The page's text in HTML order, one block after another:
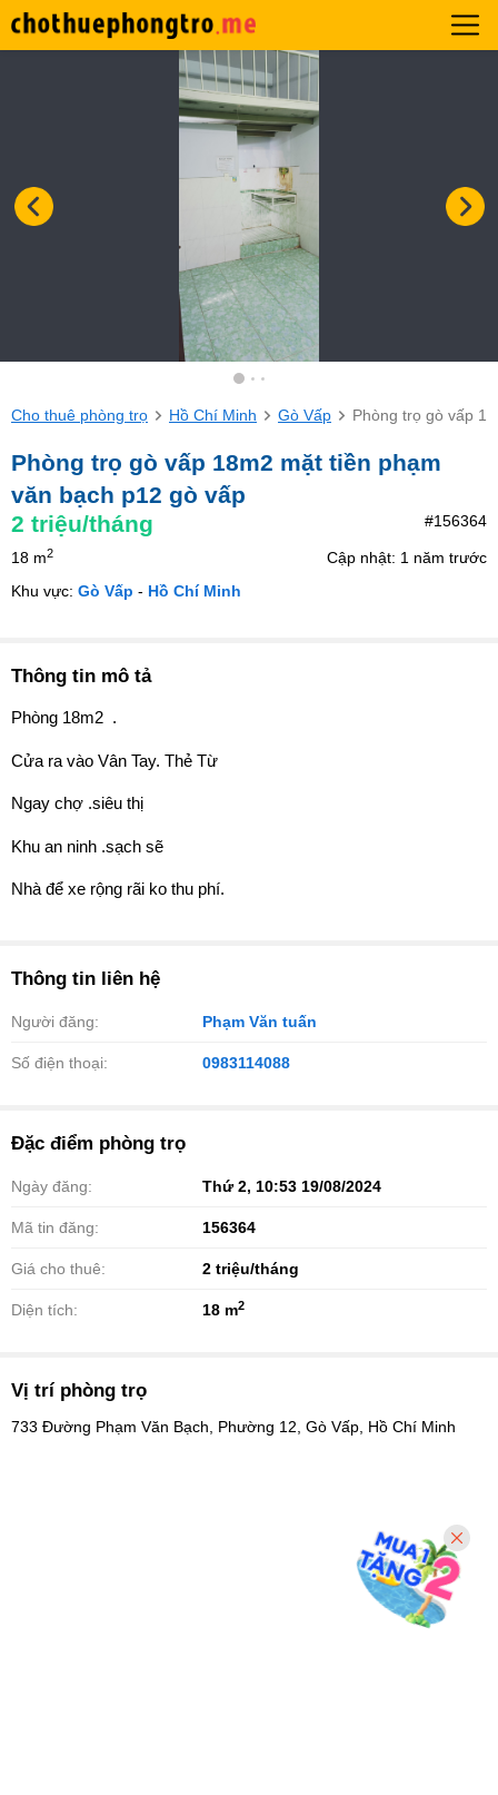
Cho thuê phòng trọ Hồ Chí Minh Gò Vấp Phòng trọ gò vấp
Phòng trọ gò vấp 18m2 mặt tiền phạm
văn bạch p12 gò vấp
2 triệu/tháng #156364
18 m2
Cập nhật: 1 năm trước
Khu vực: Gò Vấp - Hồ Chí Minh
Thông tin mô tả
Phòng 18m2 .
Cửa ra vào Vân Tay. Thẻ Từ
Ngay chợ .siêu thị
Khu an ninh .sạch sẽ
Nhà để xe rộng rãi ko thu phí.
Thông tin liên hệ
Người đăng: Phạm Văn tuấn
Số điện thoại: 0983114088
Đặc điểm phòng trọ
Ngày đăng: Thứ 2, 10:53 19/08/2024
Mã tin đăng: 156364
Giá cho thuê: 2 triệu/tháng
Diện tích: 18 m2
Vị trí phòng trọ
733 Đường Phạm Văn Bạch, Phường 12, Gò Vấp, Hồ Chí Minh